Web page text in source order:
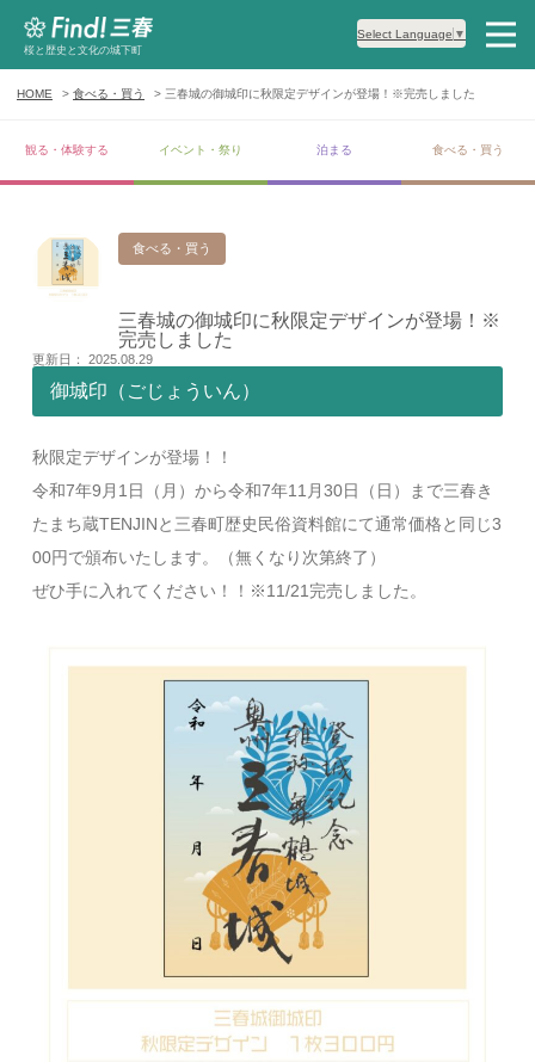
桜と歴史と文化の城下町
Select Language ▼
HOME 食べる・買う 三春城の御城印に秋限定デザインが登場！※完売しました
観る・体験する イベント・祭り 泊まる 食べる・買う
食べる・買う
三春城の御城印に秋限定デザインが登場！※
完売しました
更新日： 2025.08.29
御城印（ごじょういん）
秋限定デザインが登場！！
令和7年9月1日（月）から令和7年11月30日（日）まで三春き
たまち蔵TENJINと三春町歴史民俗資料館にて通常価格と同じ3
00円で頒布いたします。（無くなり次第終了）
ぜひ手に入れてください！！※11/21完売しました。